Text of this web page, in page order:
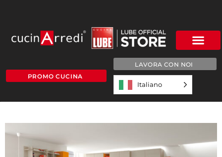
PROMO CUCINA
LAVORA CON NOI
Italiano